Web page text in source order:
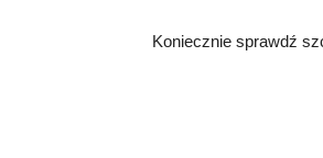
Koniecznie sprawdź